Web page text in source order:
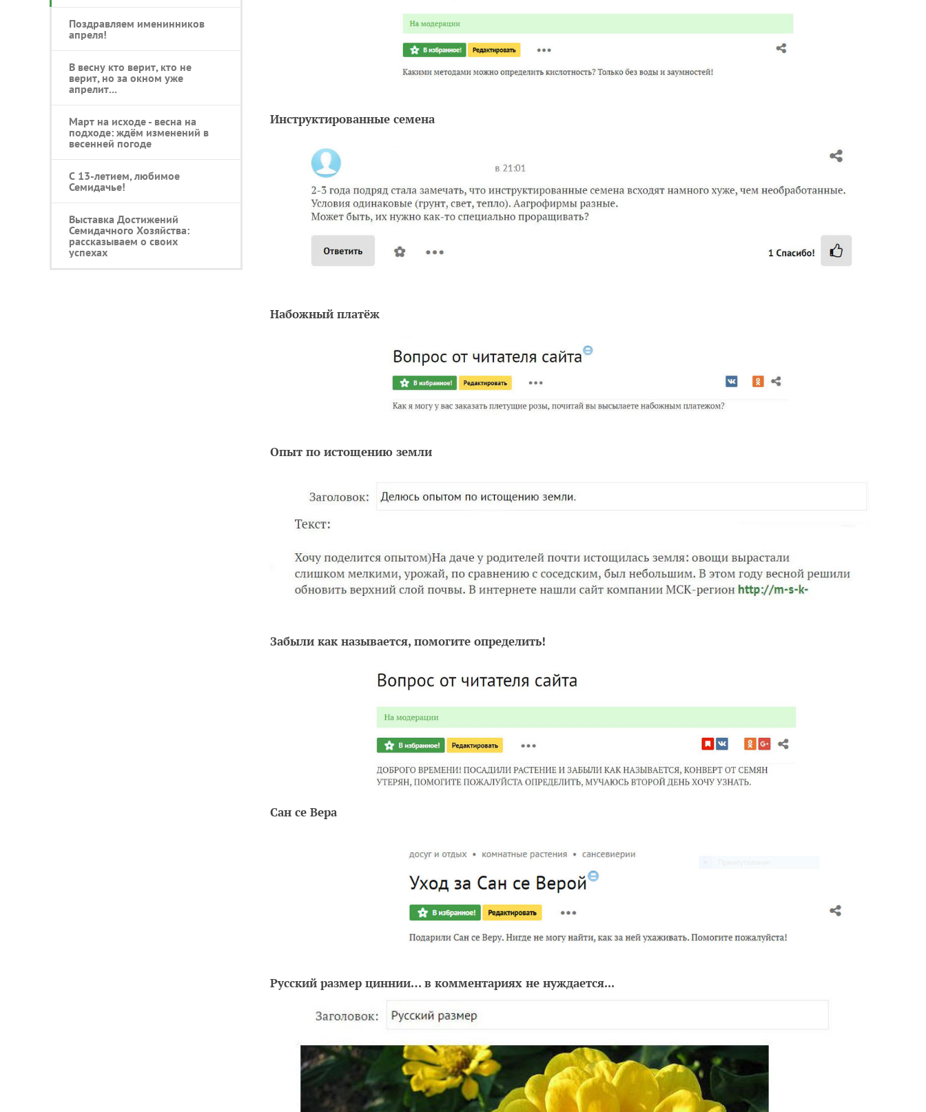
Поздравляем именинников
апреля!
В весну кто верит, кто не
верит, но за окном уже
апрелит...
Март на исходе - весна на
подходе: ждём изменений в
весенней погоде
С 13-летием, любимое
Семидачье!
Выставка Достижений
Семидачного Хозяйства:
рассказываем о своих
успехах
Инструктированные семена
Набожный платёж
Опыт по истощению земли
Забыли как называется, помогите определить!
Сан се Вера
Русский размер циннии… в комментариях не нуждается...